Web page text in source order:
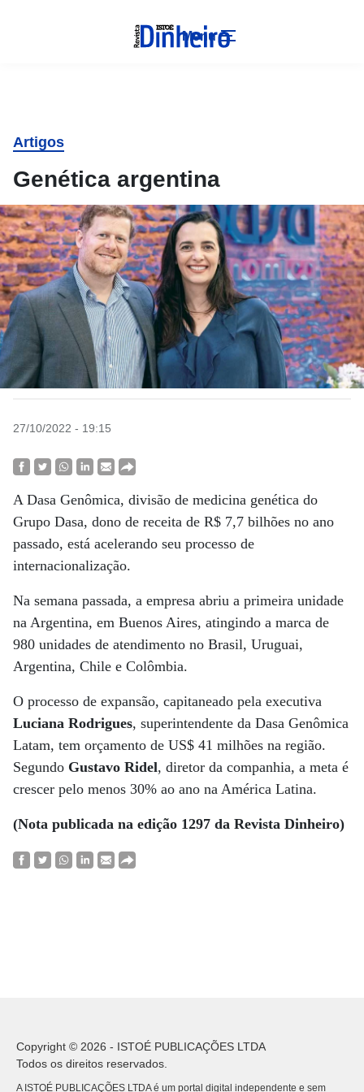
Menu
Artigos
Genética argentina
27/10/2022 - 19:15
A Dasa Genômica, divisão de medicina genética do
Grupo Dasa, dono de receita de R$ 7,7 bilhões no ano
passado, está acelerando seu processo de
internacionalização.
Na semana passada, a empresa abriu a primeira unidade
na Argentina, em Buenos Aires, atingindo a marca de
980 unidades de atendimento no Brasil, Uruguai,
Argentina, Chile e Colômbia.
O processo de expansão, capitaneado pela executiva
Luciana Rodrigues, superintendente da Dasa Genômica
Latam, tem orçamento de US$ 41 milhões na região.
Segundo Gustavo Ridel, diretor da companhia, a meta é
crescer pelo menos 30% ao ano na América Latina.
(Nota publicada na edição 1297 da Revista Dinheiro)
Copyright © 2026 - ISTOÉ PUBLICAÇÕES LTDA
Todos os direitos reservados.
A ISTOÉ PUBLICAÇÕES LTDA é um portal digital independente e sem